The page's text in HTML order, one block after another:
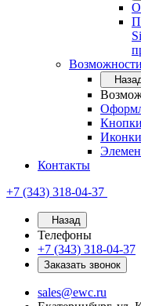
Возможности
Кнопки
Иконки
Контакты
+7 (343) 318-04-37
Назад
Телефоны
+7 (343) 318-04-37
Заказать звонок
sales@ewc.ru